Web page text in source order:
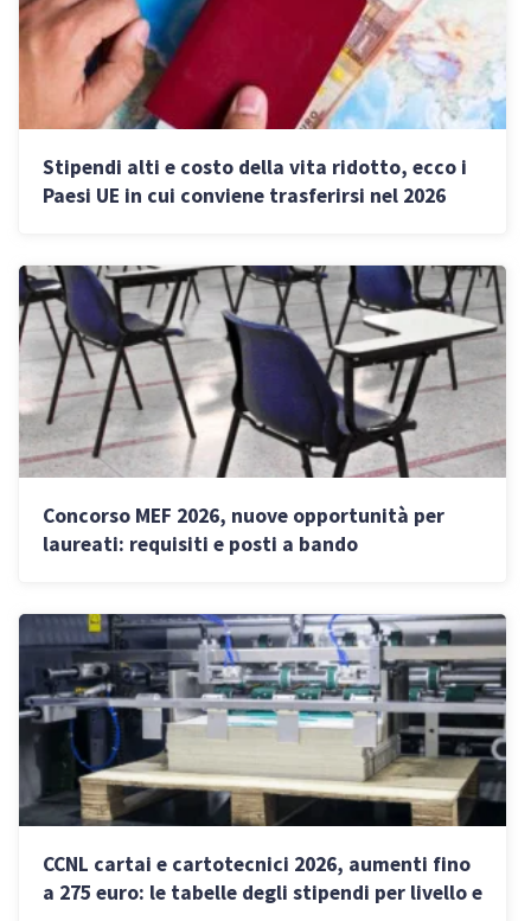
Stipendi alti e costo della vita ridotto, ecco i
Paesi UE in cui conviene trasferirsi nel 2026
Concorso MEF 2026, nuove opportunità per
laureati: requisiti e posti a bando
CCNL cartai e cartotecnici 2026, aumenti fino
a 275 euro: le tabelle degli stipendi per livello e